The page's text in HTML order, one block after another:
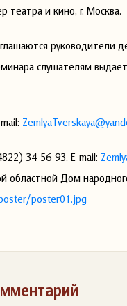
театра и кино, г. Москва.
руководители
слушателям
34-56-93, E-mail:
областной Дом
poster01.jpg